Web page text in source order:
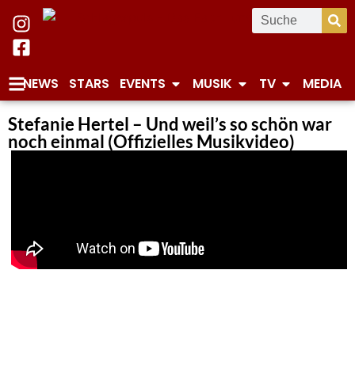
NEWS STARS EVENTS MUSIK TV MEDIA
Stefanie Hertel – Und weil’s so schön war
noch einmal (Offizielles Musikvideo)